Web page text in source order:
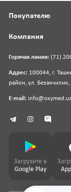
Горячая линия: (71)
Адрес: 100044, г.
район, ул.
E-mail: info@oxymed.uz
Покупателю
Компания
Загрузите в
Google Play